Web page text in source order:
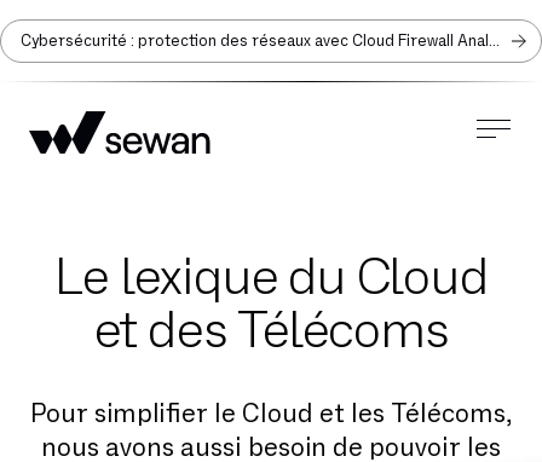
Cybersécurité : protection des réseaux avec Cloud Firewall Analyzer
Le lexique du Cloud
et des Télécoms
Pour simplifier le Cloud et les Télécoms,
nous avons aussi besoin de pouvoir les